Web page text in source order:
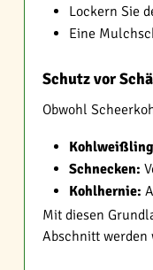
Lockern Sie
Eine
Schutz vor
Obwohl
Schnecken:
Kohlhernie:
Mit diesen
Abschnitt werden